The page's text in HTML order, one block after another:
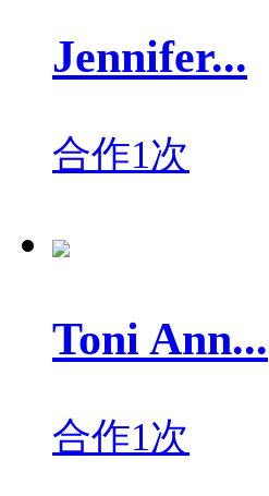
Jennifer...
合作1次
Toni Ann...
合作1次